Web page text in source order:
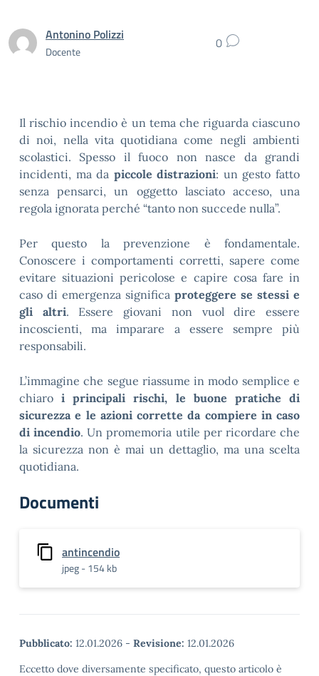
Antonino Polizzi
Docente 0
Il rischio incendio è un tema che riguarda ciascuno
di noi, nella vita quotidiana come negli ambienti
scolastici. Spesso il fuoco non nasce da grandi
incidenti, ma da piccole distrazioni: un gesto fatto
senza pensarci, un oggetto lasciato acceso, una
regola ignorata perché “tanto non succede nulla”.
Per questo la prevenzione è fondamentale.
Conoscere i comportamenti corretti, sapere come
evitare situazioni pericolose e capire cosa fare in
caso di emergenza significa proteggere se stessi e
gli altri. Essere giovani non vuol dire essere
incoscienti, ma imparare a essere sempre più
responsabili.
L’immagine che segue riassume in modo semplice e
chiaroi principali rischi, le buone pratiche di
sicurezza e le azioni corrette da compiere in caso
di incendio. Un promemoria utile per ricordare che
la sicurezza non è mai un dettaglio, ma una scelta
quotidiana.
Documenti
antincendio
jpeg - 154 kb
Pubblicato: 12.01.2026 - Revisione: 12.01.2026
Eccetto dove diversamente specificato, questo articolo è